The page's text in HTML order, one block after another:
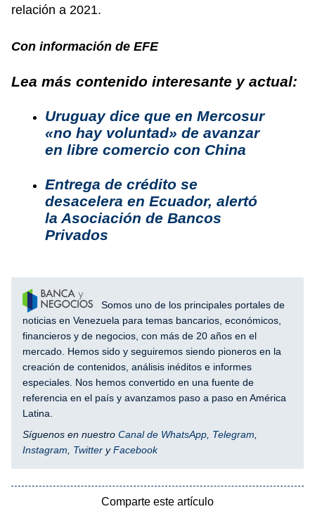
relación a 2021.
Con información de EFE
Lea más contenido interesante y actual:
Uruguay dice que en Mercosur
«no hay voluntad» de avanzar
en libre comercio con China
Entrega de crédito se
desacelera en Ecuador, alertó
la Asociación de Bancos
Privados
Somos uno de los principales portales de
noticias en Venezuela para temas bancarios, económicos,
financieros y de negocios, con más de 20 años en el
mercado. Hemos sido y seguiremos siendo pioneros en la
creación de contenidos, análisis inéditos e informes
especiales. Nos hemos convertido en una fuente de
referencia en el país y avanzamos paso a paso en América
Latina.
Síguenos en nuestro Canal de WhatsApp Telegram
Instagram
Twitter yFacebook
Comparte este artículo